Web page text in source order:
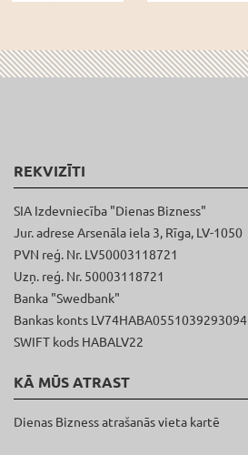
REKVIZĪTI
SIA Izdevniecība "Dienas Bizness"
Jur. adrese Arsenāla iela 3, Rīga, LV-1050
PVN reģ. Nr. LV50003118721
Uzņ. reģ. Nr. 50003118721
Banka "Swedbank"
Bankas konts LV74HABA0551039293094
SWIFT kods HABALV22
KĀ MŪS ATRAST
Dienas Bizness atrašanās vieta kartē